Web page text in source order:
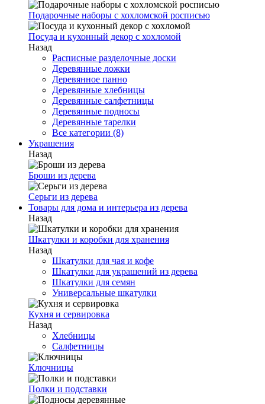
Подарочные наборы с хохломской росписью
Посуда и кухонный декор с хохломой
Назад
Расписные разделочные доски
Деревянные ложки
Деревянное панно
Деревянные хлебницы
Деревянные салфетницы
Деревянные подносы
Деревянные тарелки
Все категории (8)
Украшения
Назад
Броши из дерева
Серьги из дерева
Товары для дома и интерьера из дерева
Назад
Шкатулки и коробки для хранения
Назад
Шкатулки для чая и кофе
Шкатулки для украшений из дерева
Шкатулки для семян
Универсальные шкатулки
Кухня и сервировка
Назад
Хлебницы
Салфетницы
Ключницы
Полки и подставки